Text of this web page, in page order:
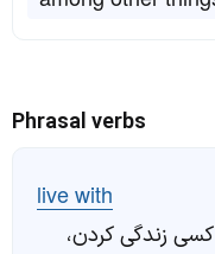
Phrasal verbs
live with
زندگی کردن،